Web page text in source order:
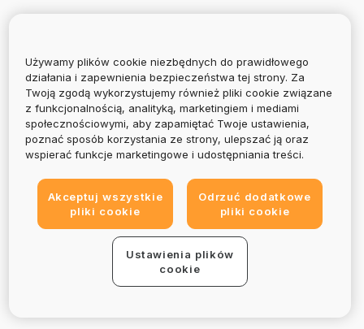
Używamy plików cookie niezbędnych do prawidłowego
działania i zapewnienia bezpieczeństwa tej strony. Za
Twoją zgodą wykorzystujemy również pliki cookie związane
z funkcjonalnością, analityką, marketingiem i mediami
społecznościowymi, aby zapamiętać Twoje ustawienia,
poznać sposób korzystania ze strony, ulepszać ją oraz
wspierać funkcje marketingowe i udostępniania treści.
Akceptuj wszystkie
pliki cookie
Odrzuć dodatkowe
pliki cookie
Ustawienia plików
cookie